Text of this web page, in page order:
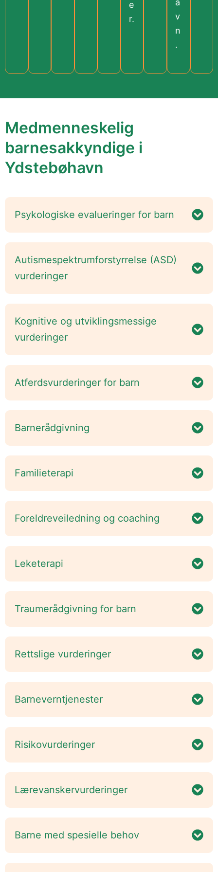
e
r.
a
v
n
.
Medmenneskelig
barnesakkyndige i
Ydstebøhavn
Psykologiske evalueringer for barn
Autismespektrumforstyrrelse (ASD)
vurderinger
Kognitive og utviklingsmessige
vurderinger
Atferdsvurderinger for barn
Barnerådgivning
Familieterapi
Foreldreveiledning og coaching
Leketerapi
Traumerådgivning for barn
Rettslige vurderinger
Barneverntjenester
Risikovurderinger
Lærevanskervurderinger
Barne med spesielle behov